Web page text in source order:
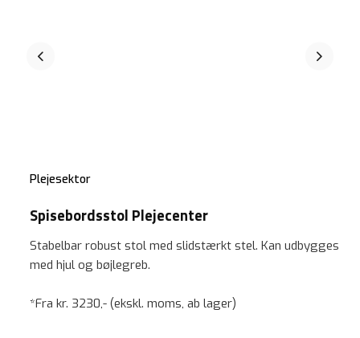
Plejesektor
Spisebordsstol Plejecenter
Stabelbar robust stol med slidstærkt stel. Kan udbygges
med hjul og bøjlegreb.
*Fra kr. 3230,- (ekskl. moms, ab lager)